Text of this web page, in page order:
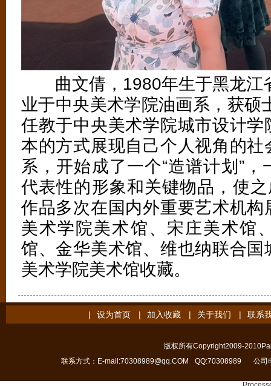
曲文倩，1980年生于黑龙江
业于中央美术学院油画系，获硕
任教于中央美术学院城市设计
本的方式展现自己个人视角的
系，开始成了一个“造谱计划”
代表性的形象和关键物品，使之
作品多次在国内外重要艺术机
美术学院美术馆、宋庄美术馆
馆、金华美术馆、维也纳联合
美术学院美术馆收藏。
| 设为首页 | 加入收藏 | 关于我们 | 联系
版权所有Copyright2009-
联系方式：E-mail:70308989@qq.COM
QQ:70308989 公司